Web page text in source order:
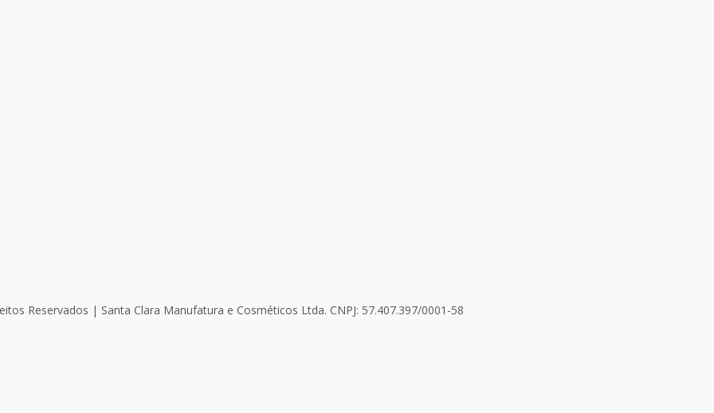
Reservados | Santa Clara Manufatura e Cosméticos Ltda. CNPJ: 57.407.397/0001-58